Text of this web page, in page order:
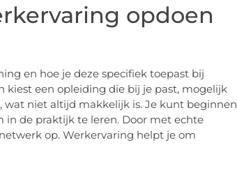
opdoen
en hoe je deze specifiek toepast bij
kiest een opleiding die bij je past, mogelijk
wat niet altijd makkelijk is. Je kunt beginnen
in de praktijk te leren. Door met echte
op. Werkervaring helpt je om